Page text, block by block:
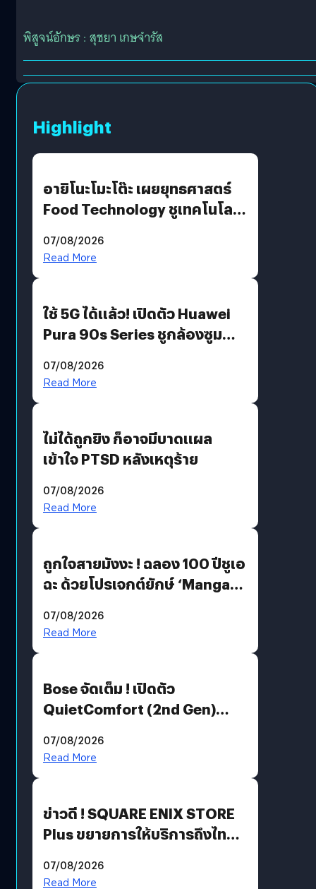
พิสูจน์อักษร : สุชยา เกษจำรัส
Highlight
อายิโนะโมะโต๊ะ เผยยุทธศาสตร์
Food Technology ชูเทคโนโลยี
บริโภคและ B2B
07/08/2026
Read More
ใช้ 5G ได้แล้ว! เปิดตัว Huawei
Pura 90s Series ชูกล้องซูม
07/08/2026
Read More
ไม่ได้ถูกยิง ก็อาจมีบาดแผล
เข้าใจ PTSD หลังเหตุร้าย
07/08/2026
Read More
ถูกใจสายมังงะ ! ฉลอง 100 ปีชูเอ
ฉะ ด้วยโปรเจกต์ยักษ์ ‘Manga
มีภาษาไทยด้วย
07/08/2026
Read More
Bose จัดเต็ม ! เปิดตัว
QuietComfort (2nd Gen)
07/08/2026
Read More
ข่าวดี ! SQUARE ENIX STORE
Plus ขยายการให้บริการถึงไทย
โดยตรง
07/08/2026
Read More